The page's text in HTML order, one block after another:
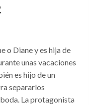
o Diane y es hija de
unas vacaciones
es hijo de un
separarlos
La protagonista